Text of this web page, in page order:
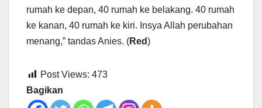
rumah ke depan, 40 rumah ke belakang. 40 rumah
ke kanan, 40 rumah ke kiri. Insya Allah perubahan
menang,” tandas Anies. (Red)
Post Views: 473
Bagikan